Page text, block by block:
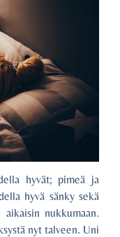
hyvät; pimeä ja
hyvä sänky sekä
nukkumaan.
nyt talveen. Uni